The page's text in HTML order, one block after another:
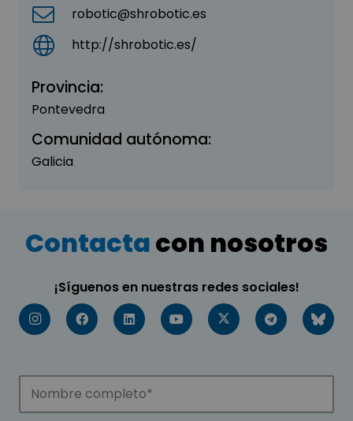
robotic@shrobotic.es
http://shrobotic.es/
Provincia:
Pontevedra
Comunidad autónoma:
Galicia
Contactacon nosotros
¡Síguenos en nuestras redes sociales!